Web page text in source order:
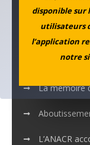
disponible sur
utilisateurs
l’application
notre
Nos
MEMOTOUR
La mémoire
L’ANACR